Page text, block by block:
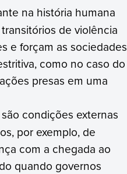
na história humana
de violência
e forçam as sociedades
como no caso do
presas em uma
condições externas
por exemplo, de
com a chegada ao
quando governos